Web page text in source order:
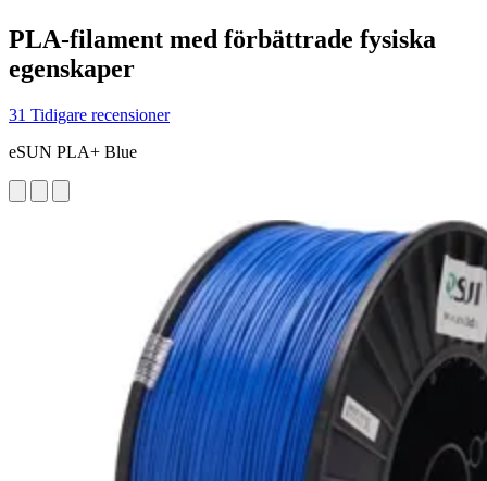
PLA-filament med förbättrade fysiska
egenskaper
31 Tidigare recensioner
eSUN PLA+ Blue